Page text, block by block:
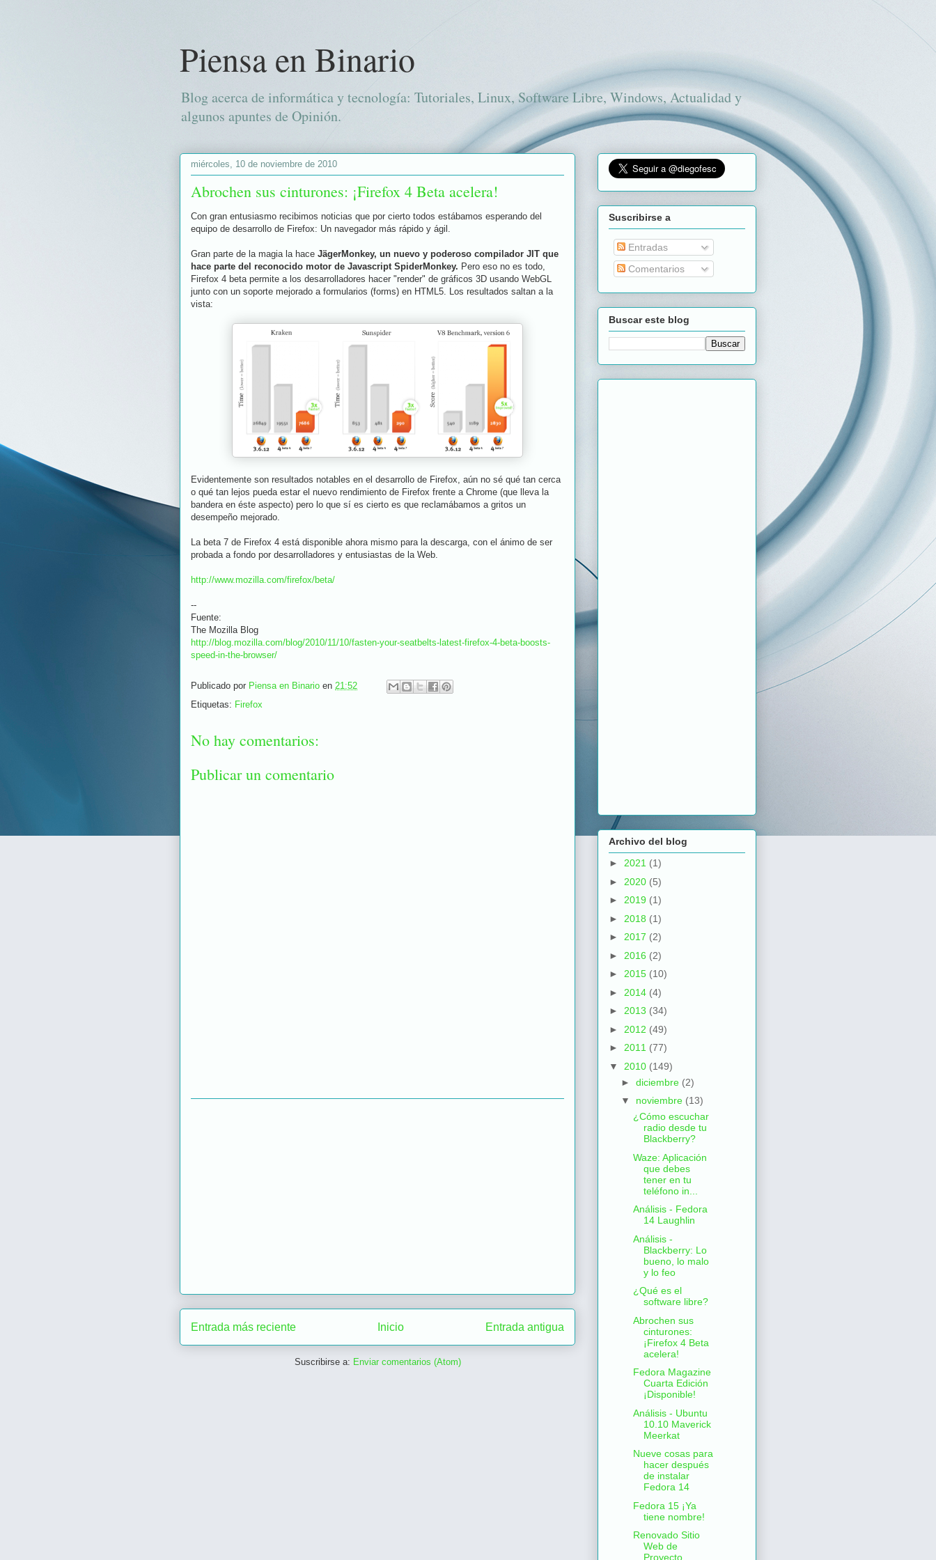
Piensa en Binario
Blog acerca de informática y tecnología: Tutoriales, Linux, Software Libre, Windows, Actualidad y
algunos apuntes de Opinión.
miércoles, 10 de noviembre de 2010
Abrochen sus cinturones: ¡Firefox 4 Beta acelera!
Con gran entusiasmo recibimos noticias que por cierto todos estábamos esperando del
equipo de desarrollo de Firefox: Un navegador más rápido y ágil.
Gran parte de la magia la hace JägerMonkey, un nuevo y poderoso compilador JIT que
hace parte del reconocido motor de Javascript SpiderMonkey. Pero eso no es todo,
Firefox 4 beta permite a los desarrolladores hacer "render" de gráficos 3D usando WebGL
junto con un soporte mejorado a formularios (forms) en HTML5. Los resultados saltan a la
vista:
Evidentemente son resultados notables en el desarrollo de Firefox, aún no sé qué tan cerca
o qué tan lejos pueda estar el nuevo rendimiento de Firefox frente a Chrome (que lleva la
bandera en éste aspecto) pero lo que sí es cierto es que reclamábamos a gritos un
desempeño mejorado.
La beta 7 de Firefox 4 está disponible ahora mismo para la descarga, con el ánimo de ser
probada a fondo por desarrolladores y entusiastas de la Web.
http://www.mozilla.com/firefox/beta/
--
Fuente:
The Mozilla Blog
http://blog.mozilla.com/blog/2010/11/10/fasten-your-seatbelts-latest-firefox-4-beta-boosts-
speed-in-the-browser/
Publicado por Piensa en Binario en 21:52
Etiquetas: Firefox
No hay comentarios:
Publicar un comentario
Entrada más reciente Entrada antigua
Inicio
Suscribirse a: Enviar comentarios (Atom)
Suscribirse a
Entradas
Comentarios
Buscar este blog
Archivo del blog
► 2021 (1)
► 2020 (5)
► 2019 (1)
► 2018 (1)
► 2017 (2)
► 2016 (2)
► 2015 (10)
► 2014 (4)
► 2013 (34)
► 2012 (49)
► 2011 (77)
▼ 2010 (149)
► diciembre (2)
▼ noviembre (13)
¿Cómo escuchar
radio desde tu
Blackberry?
Waze: Aplicación
que debes
tener en tu
teléfono in...
Análisis - Fedora
14 Laughlin
Análisis -
Blackberry: Lo
bueno, lo malo
y lo feo
¿Qué es el
software libre?
Abrochen sus
cinturones:
¡Firefox 4 Beta
acelera!
Fedora Magazine
Cuarta Edición
¡Disponible!
Análisis - Ubuntu
10.10 Maverick
Meerkat
Nueve cosas para
hacer después
de instalar
Fedora 14
Fedora 15 ¡Ya
tiene nombre!
Renovado Sitio
Web de
Proyecto